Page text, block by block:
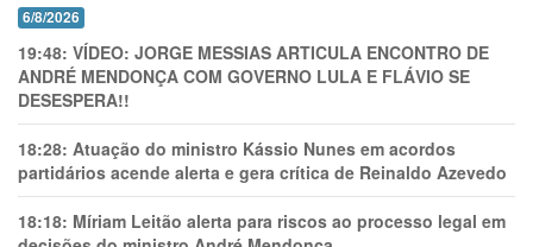
6/8/2026
19:48: VÍDEO: JORGE MESSIAS ARTICULA ENCONTRO DE
ANDRÉ MENDONÇA COM GOVERNO LULA E FLÁVIO SE
DESESPERA!!
18:28: Atuação do ministro Kássio Nunes em acordos
partidários acende alerta e gera crítica de Reinaldo Azevedo
18:18: Míriam Leitão alerta para riscos ao processo legal em